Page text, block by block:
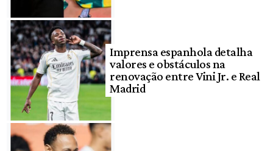
Imprensa espanhola detalha
valores e obstáculos na
renovação entre Vini Jr. e Real
Madrid